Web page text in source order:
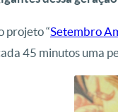
projeto “Setembro
45 minutos uma